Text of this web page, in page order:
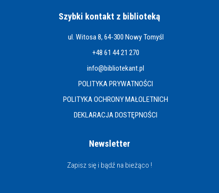
Szybki kontakt z biblioteką
ul. Witosa 8, 64-300 Nowy Tomyśl
+48 61 44 21 270
info@bibliotekant.pl
POLITYKA PRYWATNOŚCI
POLITYKA OCHRONY MAŁOLETNICH
DEKLARACJA DOSTĘPNOŚCI
Newsletter
Zapisz się i bądź na bieżąco !